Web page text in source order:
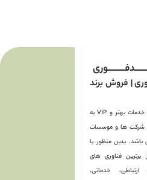
| فروش برند
هدف ما ارائه خدمات بهتر و VIP به
شرکت ها و موسسات
باشد. بدین منظور با
برترین فناوری های
ارتباطی، خدماتی،